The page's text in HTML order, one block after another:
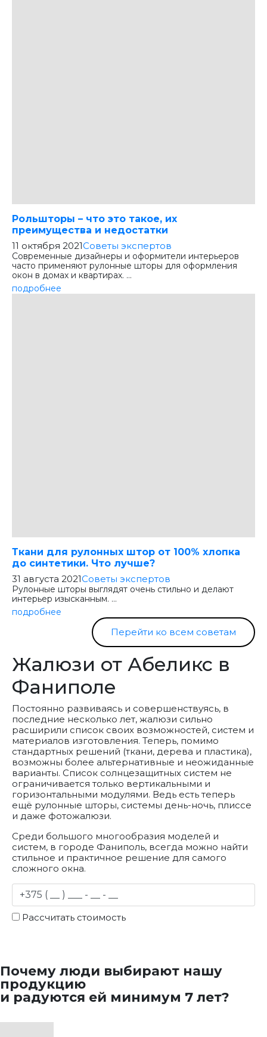
Рольшторы – что это такое, их
преимущества и недостатки
11 октября 2021Советы экспертов
Современные дизайнеры и оформители интерьеров
часто применяют рулонные шторы для оформления
окон в домах и квартирах. ...
подробнее
Ткани для рулонных штор от 100% хлопка
до синтетики. Что лучше?
31 августа 2021Советы экспертов
Рулонные шторы выглядят очень стильно и делают
интерьер изысканным. ...
подробнее
Перейти ко всем советам
Жалюзи от Абеликс в
Фаниполе
Постоянно развиваясь и совершенствуясь, в
последние несколько лет, жалюзи сильно
расширили список своих возможностей, систем и
материалов изготовления. Теперь, помимо
стандартных решений (ткани, дерева и пластика),
возможны более альтернативные и неожиданные
варианты. Список солнцезащитных систем не
ограничивается только вертикальными и
горизонтальными модулями. Ведь есть теперь
ещё рулонные шторы, системы день-ночь, плиссе
и даже фотожалюзи.
Среди большого многообразия моделей и
систем, в городе Фаниполь, всегда можно найти
стильное и практичное решение для самого
сложного окна.
Рассчитать стоимость
Почему люди выбирают нашу
продукцию
и радуются ей минимум 7 лет?